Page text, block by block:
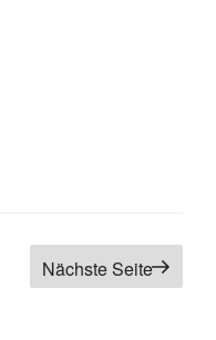
Nächste Seite